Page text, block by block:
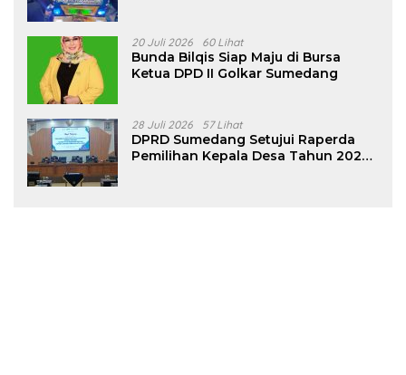
20 Juli 2026 60 Lihat
Bunda Bilqis Siap Maju di Bursa
Ketua DPD II Golkar Sumedang
28 Juli 2026 57 Lihat
DPRD Sumedang Setujui Raperda
Pemilihan Kepala Desa Tahun 2026